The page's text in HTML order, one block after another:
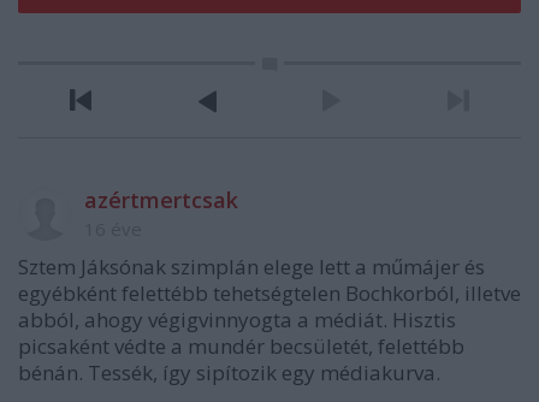
azértmertcsak
Sztem Jáksónak szimplán elege lett a műmájer és
egyébként felettébb tehetségtelen Bochkorból, illetve
abból, ahogy végigvinnyogta a médiát. Hisztis
picsaként védte a mundér becsületét, felettébb
bénán. Tessék, így sipítozik egy médiakurva.